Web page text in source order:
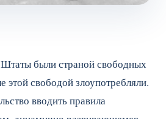
были страной свободных
этой свободой злоупотребляли.
вводить правила